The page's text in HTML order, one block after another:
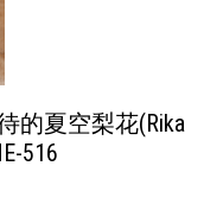
的夏空梨花(Rika
516